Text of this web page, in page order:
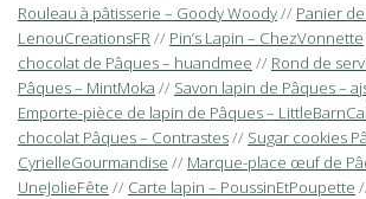
Rouleau à pâtisserie – Goody Woody// Panier
LenouCreationsFR// Pin’s Lapin – ChezVonnette
chocolat de Pâques – huandmee // Rond de
Pâques – MintMoka // Savon lapin de Pâques –
Emporte-pièce de lapin de Pâques –
chocolat Pâques – Contrastes// Sugar cookies
CyrielleGourmandise // Marque-place œuf de
UneJolieFête // Carte lapin – PoussinEtPoupette